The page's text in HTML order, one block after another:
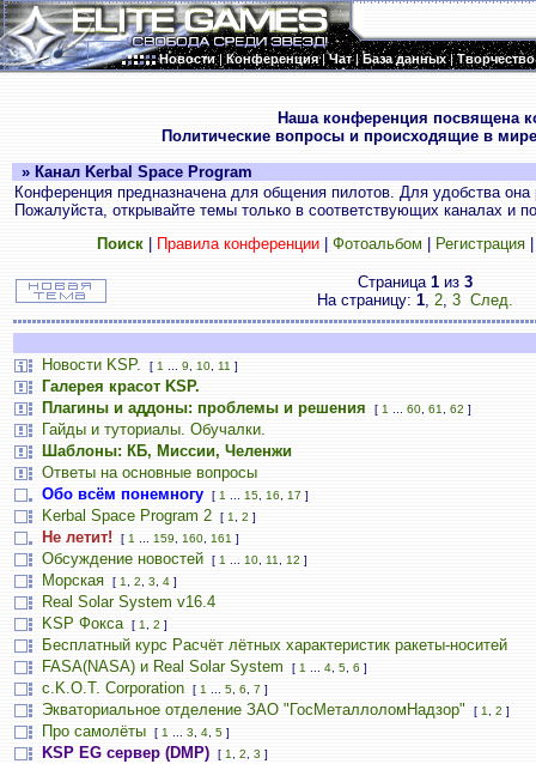
Новости|Конференция|Чат|База данных|Творчество
Наша конференция посвящена
Политические вопросы и происходящие в
» Канал Kerbal Space Program
Конференция предназначена для общения пилотов. Для удобства
Пожалуйста, открывайте темы только в соответствующих каналах и
Поиск| Правила конференции| Фотоальбом Регистрация
Страница 1 из 3
На страницу: 1, 2, 3 След.
Новости KSP. [ 1 9 10 11 ]
Галерея красот KSP.
Плагины и аддоны: проблемы и решения
[ 1 60 61 62 ]
Гайды и туториалы. Обучалки.
Шаблоны: КБ, Миссии, Челенжи
Ответы на основные вопросы
Обо всём понемногу
[ 1 15 16 17 ]
Kerbal Space Program 2 [ 1 2 ]
Не летит! [ 1 159 160 161 ]
Обсуждение новостей [ 1 10 11 12 ]
Морская [ 1 2 3 4 ]
Real Solar System v16.4
KSP Фокса
[ 1 2 ]
Бесплатный курс Расчёт лётных характеристик ракеты-носитей
FASA(NASA) и Real Solar System
[ 1 4 5 6 ]
c.K.O.T. Corporation [ 1 5 6 7 ]
Экваториальное отделение ЗАО "ГосМеталлоломНадзор" [ 1 2 ]
Про самолёты [ 1 3 4 5 ]
KSP EG сервер (DMP) [ 1 2 3 ]